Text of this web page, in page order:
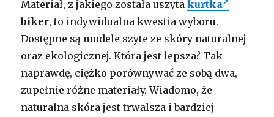
Materiał, z jakiego została uszytakurtka
biker, to indywidualna kwestia wyboru.
Dostępne są modele szyte ze skóry naturalnej
oraz ekologicznej. Która jest lepsza? Tak
naprawdę, ciężko porównywać ze sobą dwa,
zupełnie różne materiały. Wiadomo, że
naturalna skóra jest trwalsza i bardziej